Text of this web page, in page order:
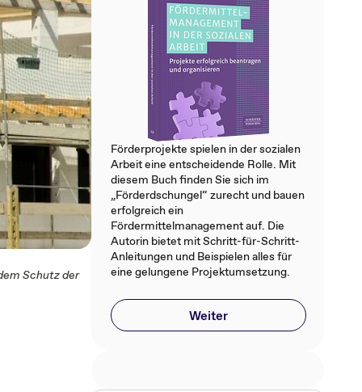
Schutz der
Förderprojekte spielen in der sozialen
Arbeit eine entscheidende Rolle. Mit
diesem Buch finden Sie sich im
„Förderdschungel“ zurecht und bauen
erfolgreich ein
Fördermittelmanagement auf. Die
Autorin bietet mit Schritt-für-Schritt-
Anleitungen und Beispielen alles für
eine gelungene Projektumsetzung.
Weiter